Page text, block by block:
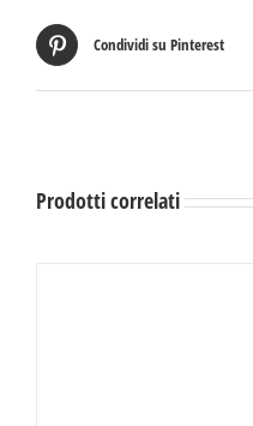
Condividi su Pinterest
Prodotti correlati